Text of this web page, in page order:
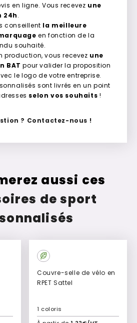
en ligne. Vous recevez une
24h.
conseillent la meilleure
en fonction de la
souhaité.
production, vous recevez une
BAT pour valider la proposition
le logo de votre entreprise.
sont livrés en un point
selon vos souhaits !
? Contactez-nous !
aussi ces
de sport
Couvre-selle de vélo en
RPET Sattel
1 coloris